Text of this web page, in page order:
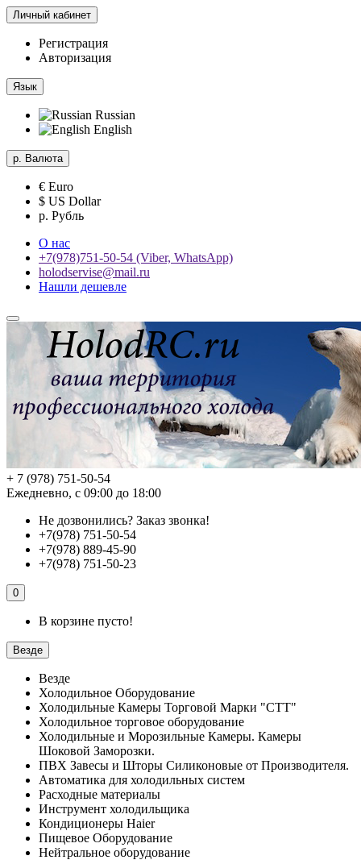
Личный кабинет
Регистрация
Авторизация
Язык
Russian
English
р. Валюта
€ Euro
$ US Dollar
р. Рубль
О нас
+7(978)751-50-54 (Viber, WhatsApp)
holodservise@mail.ru
Нашли дешевле
+ 7 (978) 751-50-54
Ежедневно, с 09:00 до 18:00
Не дозвонились? Заказ звонка!
+7(978) 751-50-54
+7(978) 889-45-90
+7(978) 751-50-23
0
В корзине пусто!
Везде
Везде
Холодильное Оборудование
Холодильные Камеры Торговой Марки "СТТ"
Холодильное торговое оборудование
Холодильные и Морозильные Камеры. Камеры
Шоковой Заморозки.
ПВХ Завесы и Шторы Силиконовые от Производителя.
Автоматика для холодильных систем
Расходные материалы
Инструмент холодильщика
Кондиционеры Haier
Пищевое Оборудование
Нейтральное оборудование